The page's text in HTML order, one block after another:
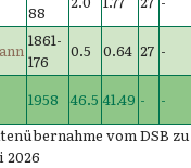
88
1861-
176
0.5 0.64 27 -
1958 46.5 41.49 - -
vom DSB
2026